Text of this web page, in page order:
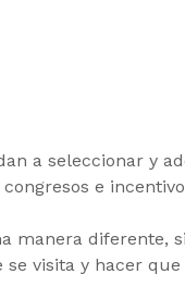
a seleccionar y
e
manera diferente,
visita y hacer que